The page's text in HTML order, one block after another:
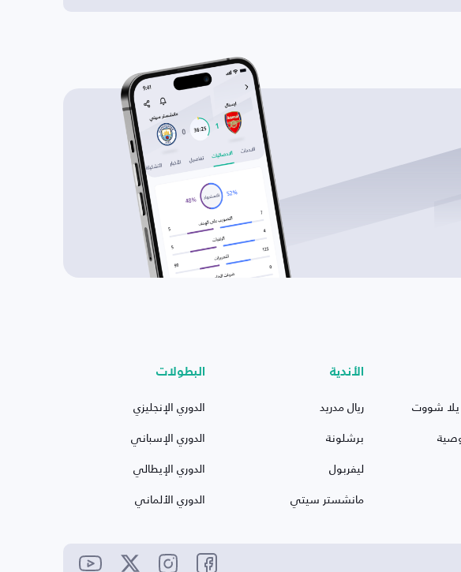
شووت
الأندية
ريال مدريد
برشلونة
ليفربول
مانشستر سيتي
البطولات
الدوري الإنجليزي
الدوري الإسباني
الدوري الإيطالي
الدوري الألماني